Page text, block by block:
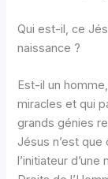
Qui est-il, ce
naissance ?
Est-il un
miracles et qui
grands génies
Jésus n’est
l’initiateur